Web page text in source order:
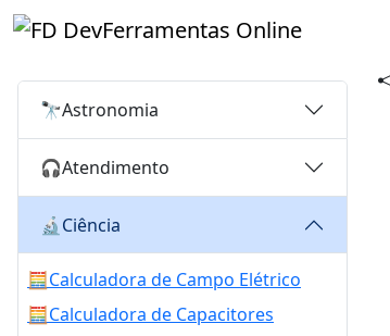
Ferramentas Online
🔭Astronomia
🎧Atendimento
🔬 Ciência
🧮Calculadora de Campo Elétrico
🧮Calculadora de Capacitores